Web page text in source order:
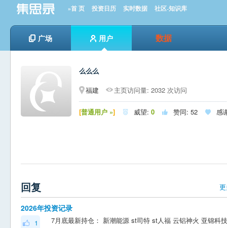
»首 页 投资日历 实时数据 社区-知识库
广场 用户 数据
么么么
福建
主页访问量: 2032 次访问
[普通用户 »]  威望: 0  赞同: 52  感
回复
2026年投资记录
1